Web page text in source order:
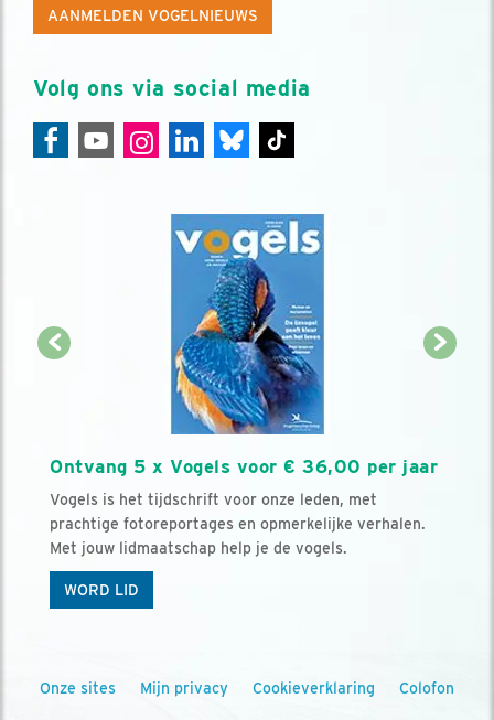
AANMELDEN VOGELNIEUWS
Volg ons via social media
Ontvang 5 x Vogels voor € 36,00 per jaar
Vogels is het tijdschrift voor onze leden, met
prachtige fotoreportages en opmerkelijke verhalen.
Met jouw lidmaatschap help je de vogels.
WORD LID
Onze sites Mijn privacy Cookieverklaring Colofon